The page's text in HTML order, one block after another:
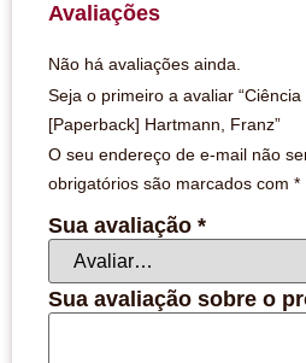
Avaliações
Não há avaliações ainda.
Seja o primeiro a avaliar
[Paperback] Hartmann, Franz”
O seu endereço de e-mail não
obrigatórios são marcados com *
Sua avaliação *
Sua avaliação sobre o